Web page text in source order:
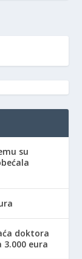
su
doktora
3.000 eura